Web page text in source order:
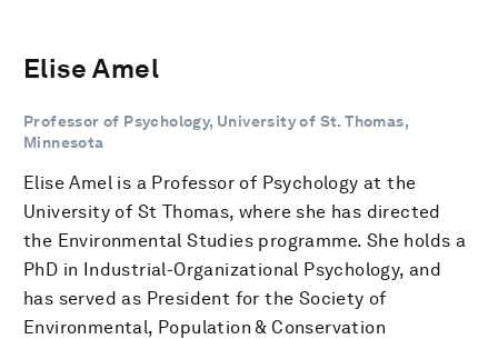
Elise Amel
Professor of Psychology, University of St. Thomas,
Minnesota
Elise Amel is a Professor of Psychology at the
University of St Thomas, where she has directed
the Environmental Studies programme. She holds a
PhD in Industrial-Organizational Psychology, and
has served as President for the Society of
Environmental, Population & Conservation